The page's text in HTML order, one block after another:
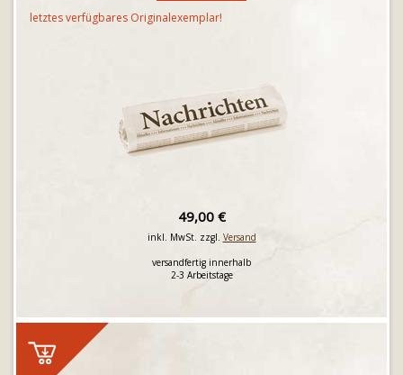
letztes verfügbares Originalexemplar!
49,00 €
inkl. MwSt. zzgl. Versand
versandfertig innerhalb
2-3 Arbeitstage